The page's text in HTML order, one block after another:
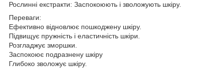
Рослинні екстракти: Заспокоюють і зволожують шкіру.
Переваги:
Ефективно відновлює пошкоджену шкіру.
Підвищує пружність і еластичність шкіри.
Розгладжує зморшки.
Заспокоює подразнену шкіру
Глибоко зволожує шкіру.